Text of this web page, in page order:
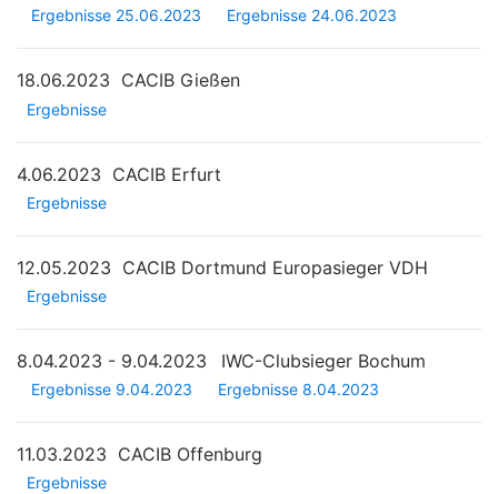
Ergebnisse 25.06.2023 Ergebnisse 24.06.2023
18.06.2023 CACIB Gießen
Ergebnisse
4.06.2023 CACIB Erfurt
Ergebnisse
12.05.2023 CACIB Dortmund Europasieger VDH
Ergebnisse
8.04.2023 - 9.04.2023 IWC-Clubsieger Bochum
Ergebnisse 9.04.2023 Ergebnisse 8.04.2023
11.03.2023 CACIB Offenburg
Ergebnisse